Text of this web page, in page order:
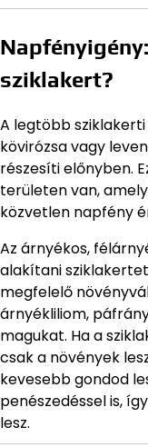
sziklakert?
A legtöbb
kövirózsa vagy
részesíti előnyben.
területen van,
közvetlen napfény
Az árnyékos,
alakítani
megfelelő
árnyékliliom,
magukat. Ha a
csak a növények
kevesebb gondod
penészedéssel is,
lesz.